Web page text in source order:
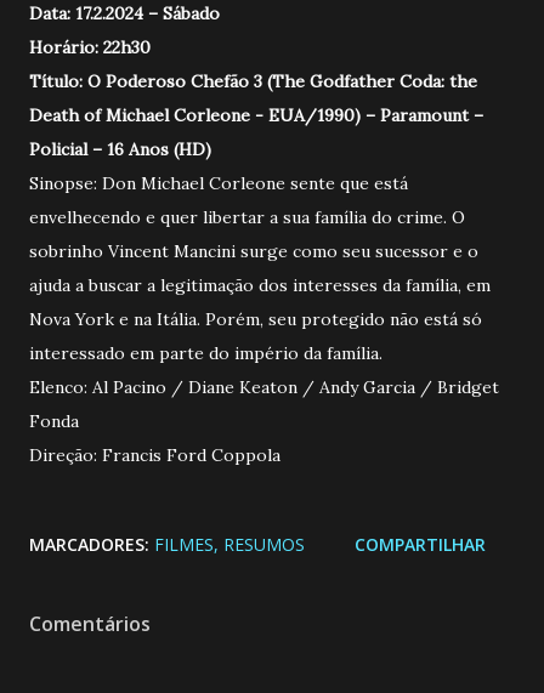
Data: 17.2.2024 – Sábado
Horário: 22h30
Título: O Poderoso Chefão 3 (The Godfather Coda: the
Death of Michael Corleone - EUA/1990) – Paramount –
Policial – 16 Anos (HD)
Sinopse: Don Michael Corleone sente que está
envelhecendo e quer libertar a sua família do crime. O
sobrinho Vincent Mancini surge como seu sucessor e o
ajuda a buscar a legitimação dos interesses da família, em
Nova York e na Itália. Porém, seu protegido não está só
interessado em parte do império da família.
Elenco: Al Pacino / Diane Keaton / Andy Garcia / Bridget
Fonda
Direção: Francis Ford Coppola
MARCADORES: FILMES RESUMOS COMPARTILHAR
Comentários